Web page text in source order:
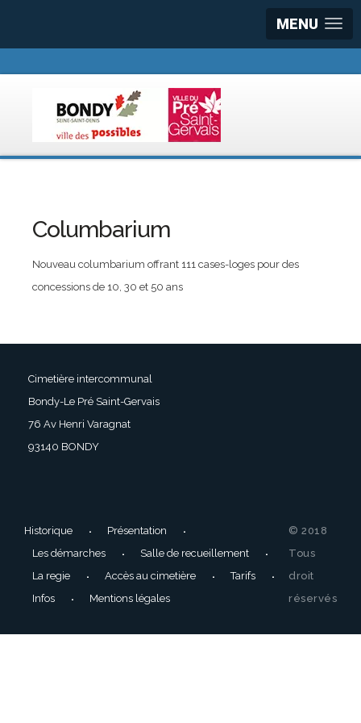
MENU
Columbarium
Nouveau columbarium offrant 111 cases-loges pour des
concessions de 10, 30 et 50 ans
Cimetière intercommunal
Bondy-Le Pré Saint-Gervais
76 Av Henri Varagnat
93140 BONDY
Historique
Présentation
Les démarches
Salle de recueillement
La regie
Accès au cimetière
Tarifs
Infos
Mentions légales
© 2018
Tous
droit
réservés